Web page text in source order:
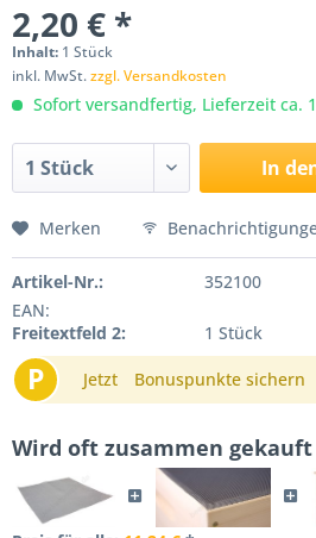
2,20 € *
Inhalt: 1 Stück
inkl. MwSt.zzgl. Versandkosten
Sofort versandfertig, Lieferzeit ca.
In
Merken
Artikel-Nr.:
352100
EAN:
Freitextfeld 2:
1 Stück
P Jetzt Bonuspunkte sichern
Wird oft zusammen gekauft